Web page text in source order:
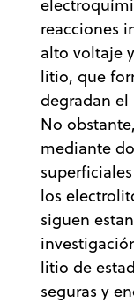
reacciones
alto voltaje
litio, que
degradan
No
mediante
los
siguen
litio de
seguras y